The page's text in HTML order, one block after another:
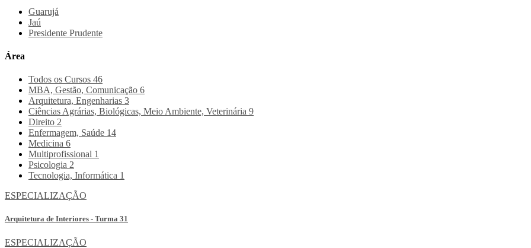
Guarujá
Jaú
Presidente Prudente
Área
Todos os Cursos 46
MBA, Gestão, Comunicação 6
Arquitetura, Engenharias 3
Ciências Agrárias, Biológicas, Meio Ambiente, Veterinária 9
Direito 2
Enfermagem, Saúde 14
Medicina 6
Multiprofissional 1
Psicologia 2
Tecnologia, Informática 1
ESPECIALIZAÇÃO
Arquitetura de Interiores - Turma 31
ESPECIALIZAÇÃO